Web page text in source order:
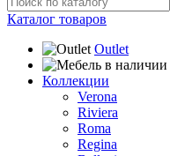
Каталог товаров
Outlet
Коллекции
Verona
Riviera
Roma
Regina